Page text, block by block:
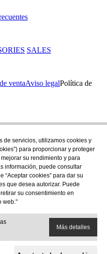
SALES
ventaAviso legalPolítica de
con nosotros en nuestra
Europea -
EU
de servicios, utilizamos cookies y
para proporcionar y proteger
su rendimiento y para
información, puede consultar
“Aceptar cookies” para dar su
que desea autorizar. Puede
su consentimiento en
web."
Más detalles